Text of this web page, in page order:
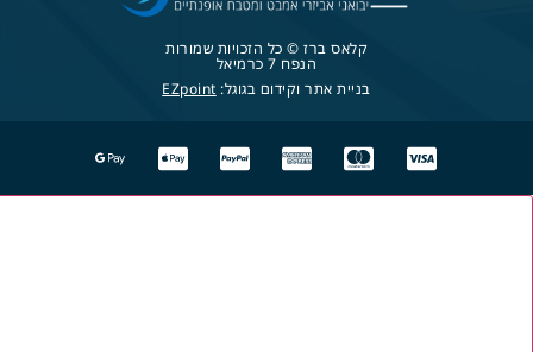
קלאס ברז © כל הזכויות שמורות
הנפח 7 כרמיאל
בניית אתר וקידום בגוגל: EZpoint